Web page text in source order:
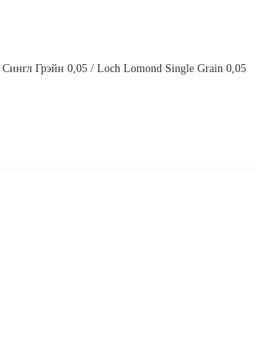
Грэйн 0,05 / Loch Lomond Single Grain 0,05